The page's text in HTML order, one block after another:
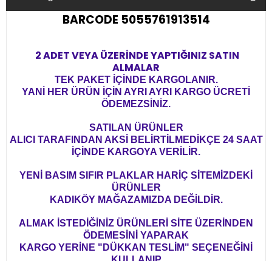
BARCODE 5055761913514
2 ADET VEYA ÜZERİNDE YAPTIĞINIZ SATIN
ALMALAR
TEK PAKET İÇİNDE KARGOLANIR.
YANİ HER ÜRÜN İÇİN AYRI AYRI KARGO ÜCRETİ
ÖDEMEZSİNİZ.
SATILAN ÜRÜNLER
ALICI TARAFINDAN AKSİ BELİRTİLMEDİKÇE 24 SAAT
İÇİNDE KARGOYA VERİLİR.
YENİ BASIM SIFIR PLAKLAR HARİÇ SİTEMİZDEKİ
ÜRÜNLER
KADIKÖY MAĞAZAMIZDA DEĞİLDİR.
ALMAK İSTEDİĞİNİZ ÜRÜNLERİ SİTE ÜZERİNDEN
ÖDEMESİNİ YAPARAK
KARGO YERİNE "DÜKKAN TESLİM" SEÇENEĞİNİ